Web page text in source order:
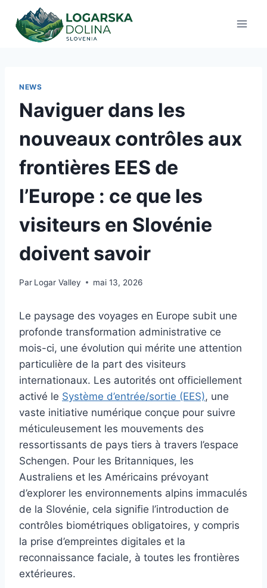
contenu
NEWS
Naviguer dans les
nouveaux contrôles aux
frontières EES de
l’Europe : ce que les
visiteurs en Slovénie
doivent savoir
Par Logar Valley mai 13, 2026
Le paysage des voyages en Europe subit une
profonde transformation administrative ce
mois-ci, une évolution qui mérite une attention
particulière de la part des visiteurs
internationaux. Les autorités ont officiellement
activé le Système d’entrée/sortie (EES), une
vaste initiative numérique conçue pour suivre
méticuleusement les mouvements des
ressortissants de pays tiers à travers l’espace
Schengen. Pour les Britanniques, les
Australiens et les Américains prévoyant
d’explorer les environnements alpins immaculés
de la Slovénie, cela signifie l’introduction de
contrôles biométriques obligatoires, y compris
la prise d’empreintes digitales et la
reconnaissance faciale, à toutes les frontières
extérieures.